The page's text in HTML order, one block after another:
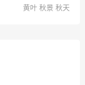
黄叶 秋景 秋天